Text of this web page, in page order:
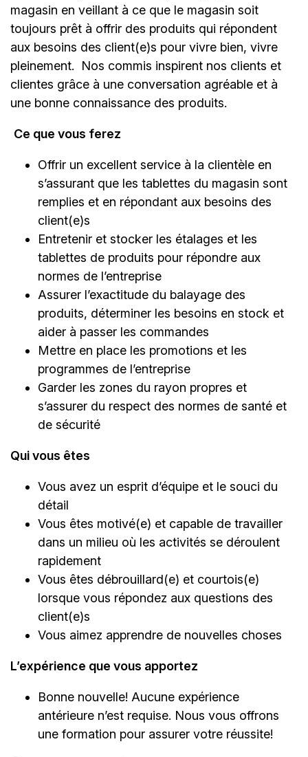
magasin en veillant à ce que le magasin soit
toujours prêt à offrir des produits qui répondent
aux besoins des client(e)s pour vivre bien, vivre
pleinement. Nos commis inspirent nos clients et
clientes grâce à une conversation agréable et à
une bonne connaissance des produits.
Ce que vous ferez
Offrir un excellent service à la clientèle en
s’assurant que les tablettes du magasin sont
remplies et en répondant aux besoins des
client(e)s
Entretenir et stocker les étalages et les
tablettes de produits pour répondre aux
normes de l’entreprise
Assurer l’exactitude du balayage des
produits, déterminer les besoins en stock et
aider à passer les commandes
Mettre en place les promotions et les
programmes de l’entreprise
Garder les zones du rayon propres et
s’assurer du respect des normes de santé et
de sécurité
Qui vous êtes
Vous avez un esprit d’équipe et le souci du
détail
Vous êtes motivé(e) et capable de travailler
dans un milieu où les activités se déroulent
rapidement
Vous êtes débrouillard(e) et courtois(e)
lorsque vous répondez aux questions des
client(e)s
Vous aimez apprendre de nouvelles choses
L’expérience que vous apportez
Bonne nouvelle! Aucune expérience
antérieure n’est requise. Nous vous offrons
une formation pour assurer votre réussite!